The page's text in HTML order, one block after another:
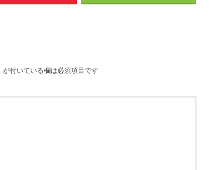
が付いている欄は必須項目です